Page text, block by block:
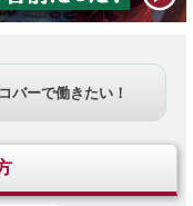
バーで働きたい！